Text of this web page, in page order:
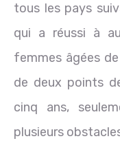
tous les pays
qui a réussi à
femmes âgées
de deux points
cinq ans,
plusieurs